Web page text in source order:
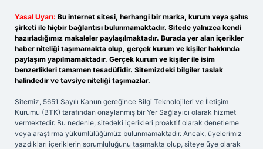
Yasal Uyarı: Bu internet sitesi, herhangi bir marka, kurum veya şahıs
şirketi ile hiçbir bağlantısı bulunmamaktadır. Sitede yalnızca kendi
hazırladığımız makaleler paylaşılmaktadır. Burada yer alan içerikler
haber niteliği taşımamakta olup, gerçek kurum ve kişiler hakkında
paylaşım yapılmamaktadır. Gerçek kurum ve kişiler ile isim
benzerlikleri tamamen tesadüfidir. Sitemizdeki bilgiler taslak
halindedir ve tavsiye niteliği taşımazlar.
Sitemiz, 5651 Sayılı Kanun gereğince Bilgi Teknolojileri ve İletişim
Kurumu (BTK) tarafından onaylanmış bir Yer Sağlayıcı olarak hizmet
vermektedir. Bu nedenle, sitedeki içerikleri proaktif olarak denetleme
veya araştırma yükümlülüğümüz bulunmamaktadır. Ancak, üyelerimiz
yazdıkları içeriklerin sorumluluğunu taşımakta olup, siteye üye olarak